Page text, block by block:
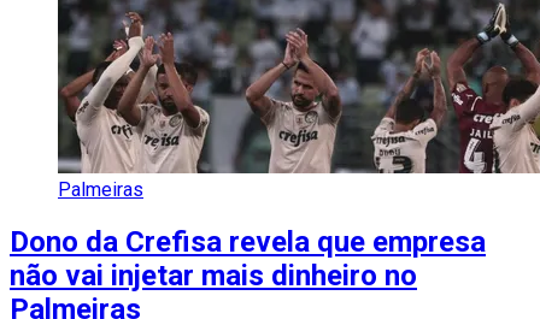
Palmeiras
Dono da Crefisa revela que empresa
não vai injetar mais dinheiro no
Palmeiras